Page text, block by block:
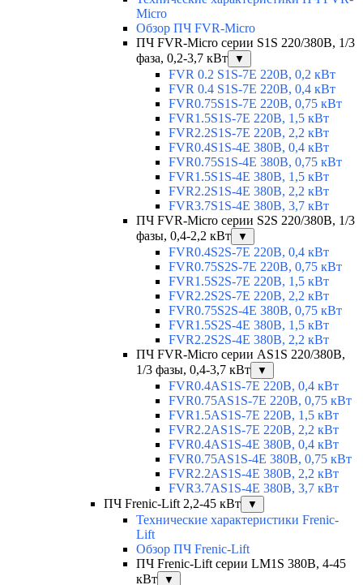
Micro
Обзор ПЧ FVR-Micro
ПЧ FVR-Micro серии S1S 220/380В, 1/3
фаза, 0,2-3,7 кВт
▼
FVR 0.2 S1S-7E 220В, 0,2 кВт
FVR 0.4 S1S-7E 220В, 0,4 кВт
FVR0.75S1S-7E 220В, 0,75 кВт
FVR1.5S1S-7E 220В, 1,5 кВт
FVR2.2S1S-7E 220В, 2,2 кВт
FVR0.4S1S-4E 380В, 0,4 кВт
FVR0.75S1S-4E 380В, 0,75 кВт
FVR1.5S1S-4E 380В, 1,5 кВт
FVR2.2S1S-4E 380В, 2,2 кВт
FVR3.7S1S-4E 380В, 3,7 кВт
ПЧ FVR-Micro серии S2S 220/380В, 1/3
фазы, 0,4-2,2 кВт
▼
FVR0.4S2S-7E 220В, 0,4 кВт
FVR0.75S2S-7E 220В, 0,75 кВт
FVR1.5S2S-7E 220В, 1,5 кВт
FVR2.2S2S-7E 220В, 2,2 кВт
FVR0.75S2S-4E 380В, 0,75 кВт
FVR1.5S2S-4E 380В, 1,5 кВт
FVR2.2S2S-4E 380В, 2,2 кВт
ПЧ FVR-Micro серии AS1S 220/380В,
1/3 фазы, 0,4-3,7 кВт
▼
FVR0.4AS1S-7E 220В, 0,4 кВт
FVR0.75AS1S-7E 220В, 0,75 кВт
FVR1.5AS1S-7E 220В, 1,5 кВт
FVR2.2AS1S-7E 220В, 2,2 кВт
FVR0.4AS1S-4E 380В, 0,4 кВт
FVR0.75AS1S-4E 380В, 0,75 кВт
FVR2.2AS1S-4E 380В, 2,2 кВт
FVR3.7AS1S-4E 380В, 3,7 кВт
ПЧ Frenic-Lift 2,2-45 кВт
▼
Технические характеристики Frenic-
Lift
Обзор ПЧ Frenic-Lift
ПЧ Frenic-Lift серии LM1S 380В, 4-45
кВт
▼